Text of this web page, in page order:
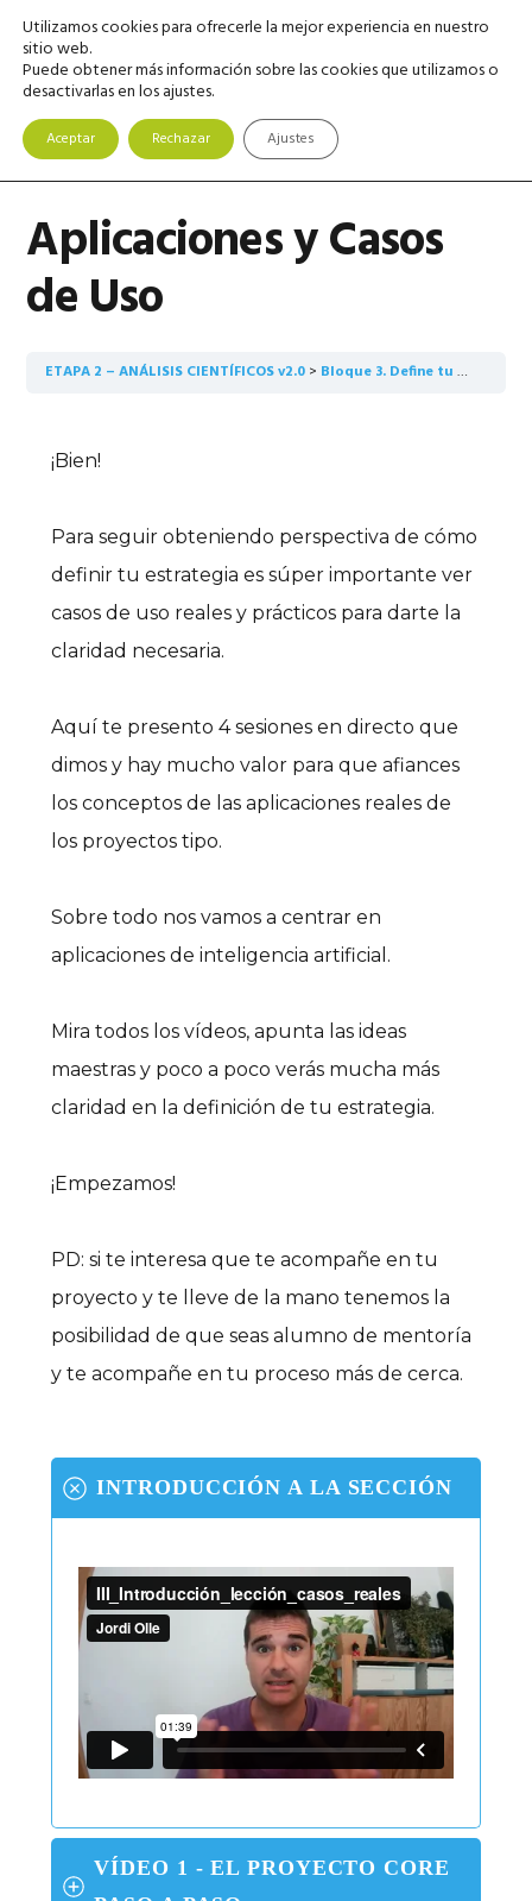
Saltar
navegación
principal
Saltar
contenido
principal
Saltar
barra
lateral
principal
MENU
Aplicaciones y Casos
de Uso
ETAPA 2 – ANÁLISIS CIENTÍFICOS v2.0 Bloque 3. Define tu Estrategia
¡Bien!
Para seguir obteniendo perspectiva de cómo
definir tu estrategia es súper importante ver
casos de uso reales y prácticos para darte la
claridad necesaria.
Aquí te presento 4 sesiones en directo que
dimos y hay mucho valor para que afiances
los conceptos de las aplicaciones reales de
los proyectos tipo.
Sobre todo nos vamos a centrar en
aplicaciones de inteligencia artificial.
Mira todos los vídeos, apunta las ideas
maestras y poco a poco verás mucha más
claridad en la definición de tu estrategia.
¡Empezamos!
PD: si te interesa que te acompañe en tu
proyecto y te lleve de la mano tenemos la
posibilidad de que seas alumno de mentoría
y te acompañe en tu proceso más de cerca.
INTRODUCCIÓN A LA SECCIÓN
VÍDEO 1 - EL PROYECTO CORE
Utilizamos cookies para ofrecerle la mejor experiencia en nuestro
sitio web.
Puede obtener más información sobre las cookies que utilizamos o
desactivarlas en los ajustes.
Aceptar Rechazar Ajustes